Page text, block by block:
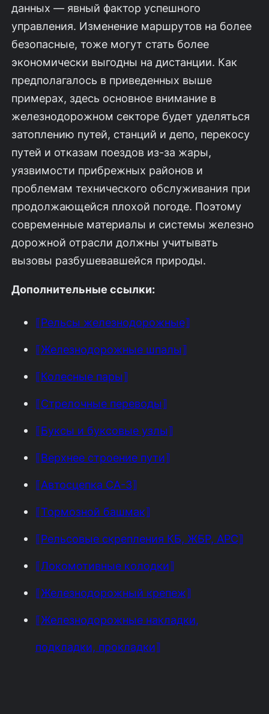
данных — явный фактор успешного
управления. Изменение маршрутов на более
безопасные, тоже могут стать более
экономически выгодны на дистанции. Как
предполагалось в приведенных выше
примерах, здесь основное внимание в
железнодорожном секторе будет уделяться
затоплению путей, станций и депо, перекосу
путей и отказам поездов из-за жары,
уязвимости прибрежных районов и
проблемам технического обслуживания при
продолжающейся плохой погоде. Поэтому
современные материалы и системы железно
дорожной отрасли должны учитывать
вызовы разбушевавшейся природы.
Дополнительные ссылки:
⟦Рельсы железнодорожные⟧
⟦Железнодорожные шпалы⟧
⟦Колесные пары⟧
⟦Стрелочные переводы⟧
⟦Буксы и буксовые узлы⟧
⟦Верхнее строение пути⟧
⟦Автосцепка СА-3⟧
⟦Тормозной башмак⟧
⟦Рельсовые скрепления КБ, ЖБР, АРС⟧
⟦Локомотивные колодки⟧
⟦Железнодорожный крепеж⟧
⟦Железнодорожные накладки,
подкладки, прокладки⟧